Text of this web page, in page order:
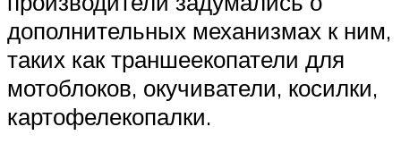
дополнительных механизмах к ним,
таких как траншеекопатели для
мотоблоков, окучиватели, косилки,
картофелекопалки.